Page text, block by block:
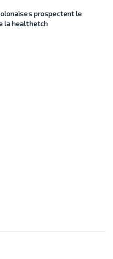
prospectent le
la healthetch